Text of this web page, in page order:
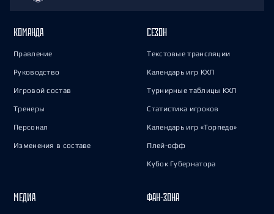
КОМАНДА
Правление
Руководство
Игровой состав
Тренеры
Персонал
Изменения в составе
СЕЗОН
Текстовые трансляции
Календарь игр КХЛ
Турнирные таблицы КХЛ
Статистика игроков
Календарь игр «Торпедо»
Плей-офф
Кубок Губернатора
МЕДИА ФАН-ЗОНА